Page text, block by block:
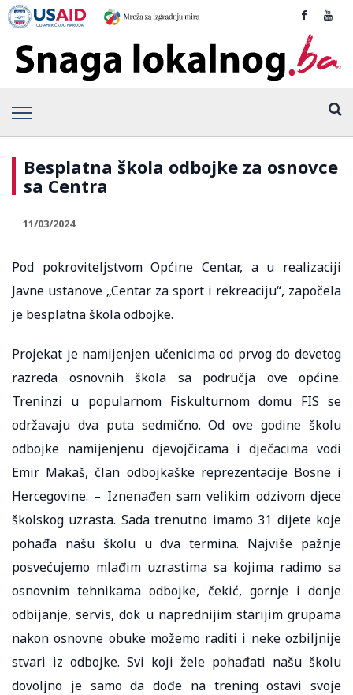
Besplatna škola odbojke za osnovce
sa Centra
11/03/2024
Pod pokroviteljstvom Općine Centar, a u realizaciji
Javne ustanove „Centar za sport i rekreaciju“, započela
je besplatna škola odbojke.
Projekat je namijenjen učenicima od prvog do devetog
razreda osnovnih škola sa područja ove općine.
Treninzi u popularnom Fiskulturnom domu FIS se
održavaju dva puta sedmično. Od ove godine školu
odbojke namijenjenu djevojčicama i dječacima vodi
Emir Makaš, član odbojkaške reprezentacije Bosne i
Hercegovine. – Iznenađen sam velikim odzivom djece
školskog uzrasta. Sada trenutno imamo 31 dijete koje
pohađa našu školu u dva termina. Najviše pažnje
posvećujemo mlađim uzrastima sa kojima radimo sa
osnovnim tehnikama odbojke, čekić, gornje i donje
odbijanje, servis, dok u naprednijim starijim grupama
nakon osnovne obuke možemo raditi i neke ozbiljnije
stvari iz odbojke. Svi koji žele pohađati našu školu
dovoljno je samo da dođe na trening ostavi svoje